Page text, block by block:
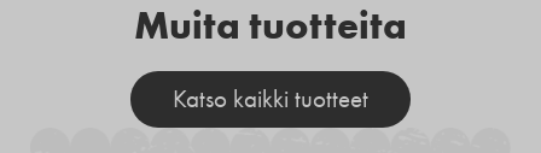
Muita tuotteita
Katso kaikki tuotteet